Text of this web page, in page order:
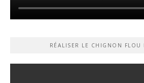
RÉALISER LE CHIGNON FLOU